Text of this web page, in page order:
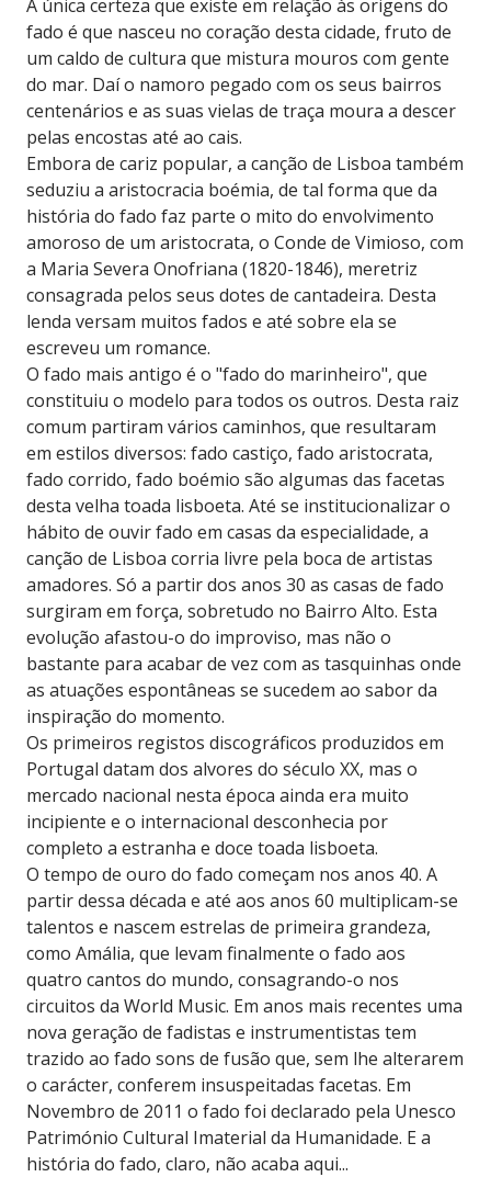
A única certeza que existe em relação às origens do
fado é que nasceu no coração desta cidade, fruto de
um caldo de cultura que mistura mouros com gente
do mar. Daí o namoro pegado com os seus bairros
centenários e as suas vielas de traça moura a descer
pelas encostas até ao cais.
Embora de cariz popular, a canção de Lisboa também
seduziu a aristocracia boémia, de tal forma que da
história do fado faz parte o mito do envolvimento
amoroso de um aristocrata, o Conde de Vimioso, com
a Maria Severa Onofriana (1820-1846), meretriz
consagrada pelos seus dotes de cantadeira. Desta
lenda versam muitos fados e até sobre ela se
escreveu um romance.
O fado mais antigo é o "fado do marinheiro", que
constituiu o modelo para todos os outros. Desta raiz
comum partiram vários caminhos, que resultaram
em estilos diversos: fado castiço, fado aristocrata,
fado corrido, fado boémio são algumas das facetas
desta velha toada lisboeta. Até se institucionalizar o
hábito de ouvir fado em casas da especialidade, a
canção de Lisboa corria livre pela boca de artistas
amadores. Só a partir dos anos 30 as casas de fado
surgiram em força, sobretudo no Bairro Alto. Esta
evolução afastou-o do improviso, mas não o
bastante para acabar de vez com as tasquinhas onde
as atuações espontâneas se sucedem ao sabor da
inspiração do momento.
Os primeiros registos discográficos produzidos em
Portugal datam dos alvores do século XX, mas o
mercado nacional nesta época ainda era muito
incipiente e o internacional desconhecia por
completo a estranha e doce toada lisboeta.
O tempo de ouro do fado começam nos anos 40. A
partir dessa década e até aos anos 60 multiplicam-se
talentos e nascem estrelas de primeira grandeza,
como Amália, que levam finalmente o fado aos
quatro cantos do mundo, consagrando-o nos
circuitos da World Music. Em anos mais recentes uma
nova geração de fadistas e instrumentistas tem
trazido ao fado sons de fusão que, sem lhe alterarem
o carácter, conferem insuspeitadas facetas. Em
Novembro de 2011 o fado foi declarado pela Unesco
Património Cultural Imaterial da Humanidade. E a
história do fado, claro, não acaba aqui...